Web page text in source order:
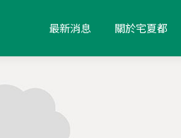
最新消息 關於宅夏都